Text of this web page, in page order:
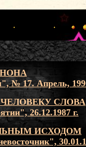
№ 17. Апрель,
СЛОВА
26.12.1987 г.
ИСХОДОМ